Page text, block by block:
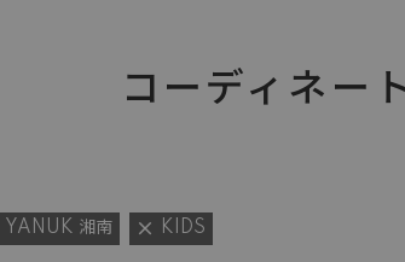
コーディネー
YANUK 湘南 KIDS